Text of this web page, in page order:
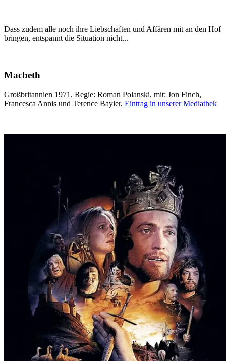
Dass zudem alle noch ihre Liebschaften und Affären mit an den Hof
bringen, entspannt die Situation nicht...
Macbeth
Großbritannien 1971, Regie: Roman Polanski, mit: Jon Finch,
Francesca Annis und Terence Bayler, Eintrag in unserer Mediathek